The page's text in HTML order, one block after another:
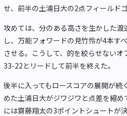
せ、前半の土浦日大の2点フィールド
攻めては、分のある高さを生かした
し、万能フォワードの見竹怜が4本す
させる。こうして、的を絞らせない
33-22とリードして前半を終えた。
後半に入ってもロースコアの展開が続
めた土浦日大がジワジワと点差を縮
には齋藤翔太の3ポイントシュートが